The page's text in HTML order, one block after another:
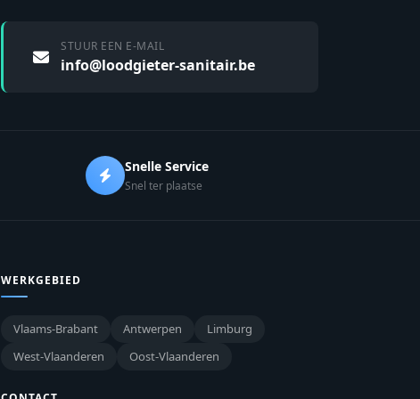
STUUR EEN E-MAIL
info@loodgieter-sanitair.be
Snelle Service
Snel ter plaatse
WERKGEBIED
Vlaams-Brabant Antwerpen
Limburg
West-Vlaanderen
Oost-Vlaanderen